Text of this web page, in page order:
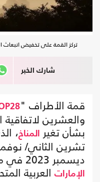
تركز القمة على تخفيض انبعاث
شارك الخبر
قمة الأطراف "
والعشرين لاتفاقية
بشأن تغير المناخ
ديسمبر 2023 في مدينة إكسبو دبي، في
الإمارات العربية